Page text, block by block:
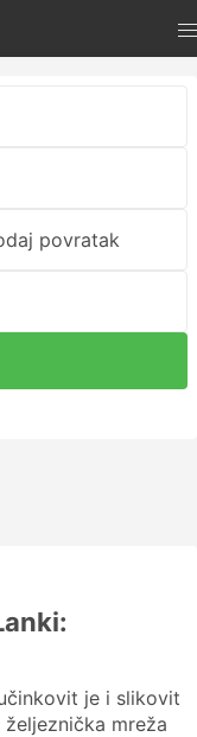
povratak
je i slikovit
mreža